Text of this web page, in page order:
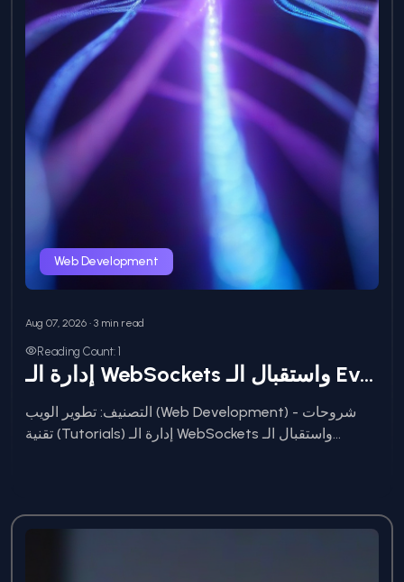
Web Development
Aug 07, 2026 • 3 min read
Reading Count: 1
إدارة الـ WebSockets واستقبال الـ Events اللحظية داخل مكونات Inertia: ودع الـ Reload للأبد
التصنيف: تطوير الويب (Web Development) - شروحات
تقنية (Tutorials) إدارة الـ WebSockets واستقبال الـ...